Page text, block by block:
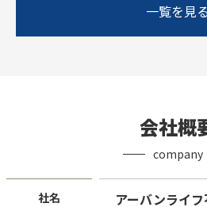
一覧を見る
会社概
company
社名 アーバンライ